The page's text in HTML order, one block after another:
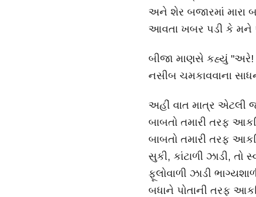
અને શેર બજારમાં મારા
આવતા ખબર પડી કે
બીજા માણસે કહ્યું "અરે!
નસીબ ચમકાવવાના
અહીં વાત માત્ર એટલી
બાબતો તમારી તરફ
બાબતો તમારી તરફ
સુકી, કાંટાળી ઝાડી,
ફૂલોવાળી ઝાડી
બધાને પોતાની તરફ